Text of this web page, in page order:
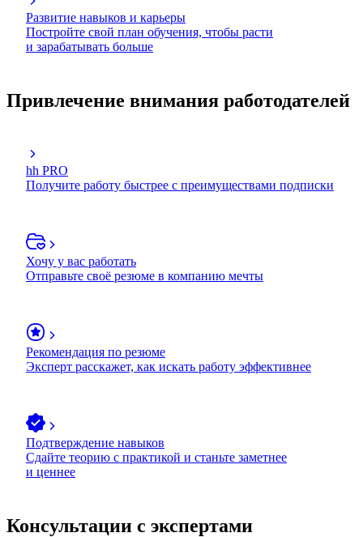
Развитие навыков и карьеры
Постройте свой план обучения, чтобы расти
и зарабатывать больше
Привлечение внимания работодателей
hh PRO
Получите работу быстрее с преимуществами подписки
Хочу у вас работать
Отправьте своё резюме в компанию мечты
Рекомендация по резюме
Эксперт расскажет, как искать работу эффективнее
Подтверждение навыков
Сдайте теорию с практикой и станьте заметнее
и ценнее
Консультации с экспертами